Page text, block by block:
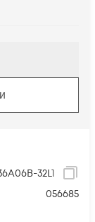
32L1
056685